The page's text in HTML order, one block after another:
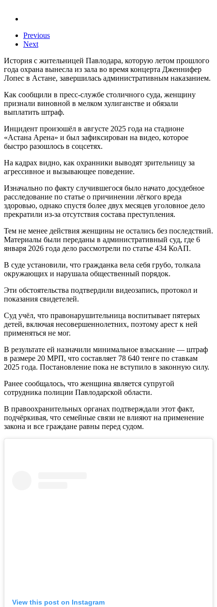
Previous
Next
История с жительницей Павлодара, которую летом прошлого
года охрана вынесла из зала во время концерта Дженнифер
Лопес в Астане, завершилась административным наказанием.
Как сообщили в пресс-службе столичного суда, женщину
признали виновной в мелком хулиганстве и обязали
выплатить штраф.
Инцидент произошёл в августе 2025 года на стадионе
«Астана Арена» и был зафиксирован на видео, которое
быстро разошлось в соцсетях.
На кадрах видно, как охранники выводят зрительницу за
агрессивное и вызывающее поведение.
Изначально по факту случившегося было начато досудебное
расследование по статье о причинении лёгкого вреда
здоровью, однако спустя более двух месяцев уголовное дело
прекратили из-за отсутствия состава преступления.
Тем не менее действия женщины не остались без последствий.
Материалы были переданы в административный суд, где 6
января 2026 года дело рассмотрели по статье 434 КоАП.
В суде установили, что гражданка вела себя грубо, толкала
окружающих и нарушала общественный порядок.
Эти обстоятельства подтвердили видеозапись, протокол и
показания свидетелей.
Суд учёл, что правонарушительница воспитывает пятерых
детей, включая несовершеннолетних, поэтому арест к ней
применяться не мог.
В результате ей назначили минимальное взыскание — штраф
в размере 20 МРП, что составляет 78 640 тенге по ставкам
2025 года. Постановление пока не вступило в законную силу.
Ранее сообщалось, что женщина является супругой
сотрудника полиции Павлодарской области.
В правоохранительных органах подтверждали этот факт,
подчёркивая, что семейные связи не влияют на применение
закона и все граждане равны перед судом.
View this post on Instagram